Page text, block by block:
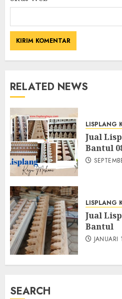
RELATED NEWS
LISPLANG
Jual
Bantul
LISPLANG
Jual
Bantul
SEARCH